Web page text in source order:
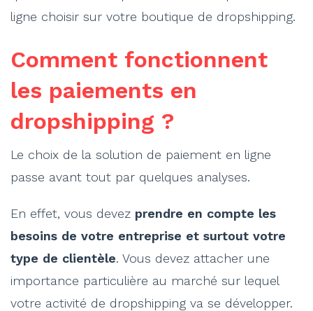
ligne choisir sur votre boutique de dropshipping.
Comment fonctionnent
les paiements en
dropshipping ?
Le choix de la solution de paiement en ligne
passe avant tout par quelques analyses.
En effet, vous devez prendre en compte les
besoins de votre entreprise et surtout votre
type de clientèle. Vous devez attacher une
importance particulière au marché sur lequel
votre activité de dropshipping va se développer.